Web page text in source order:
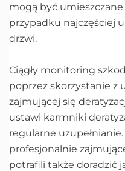
mogą być
przypadku najczęściej
drzwi.
Ciągły monitoring
poprzez skorzystanie z
zajmującej się
ustawi karmniki
regularne
profesjonalnie
potrafili także doradzić